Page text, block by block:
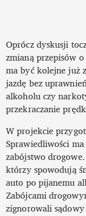
Oprócz dyskusji
zmianą przepisów
ma być kolejne już
jazdę bez
alkoholu czy
przekraczanie
W projekcie
Sprawiedliwości
zabójstwo
którzy spowodują
auto po pijanemu
Zabójcami
zignorowali